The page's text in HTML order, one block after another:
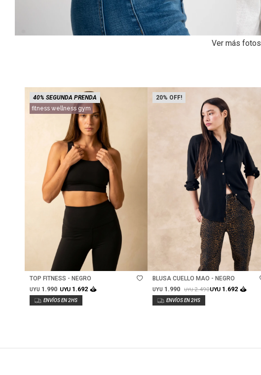
Ver más fotos
40% SEGUNDA PRENDA
fitness wellness gym
Talle
TOP FITNESS - NEGRO
UYU 1.990 UYU 1.692
20
BLUSA CUELLO MAO - NEGRO
UYU 1.990 UYU2.490UYU 1.692